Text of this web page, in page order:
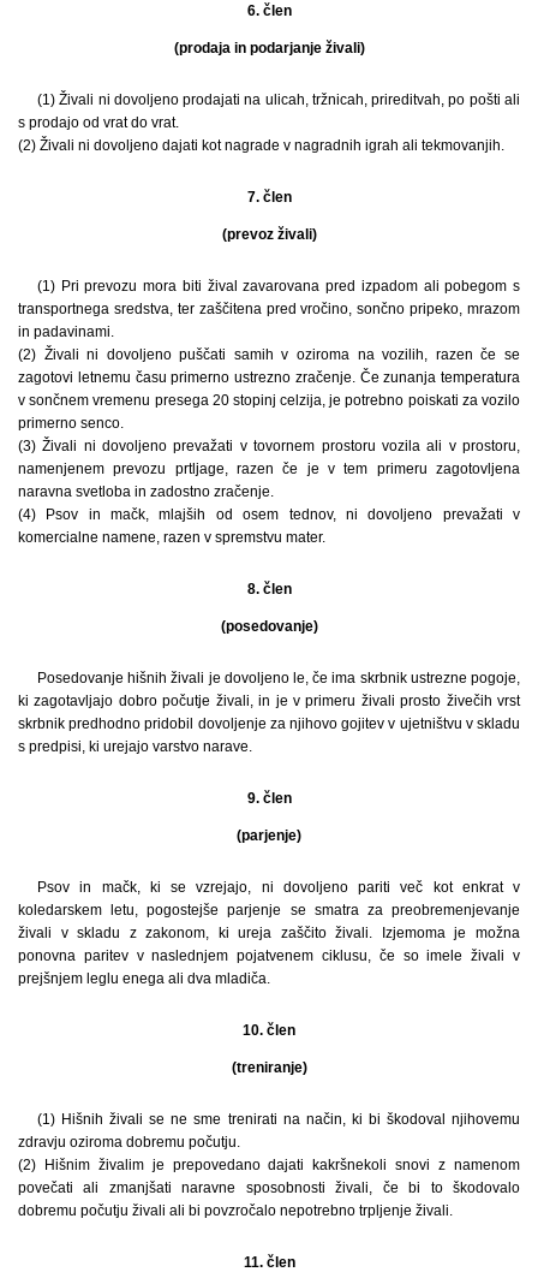
6. člen
(prodaja in podarjanje živali)
(1) Živali ni dovoljeno prodajati na ulicah, tržnicah, prireditvah, po pošti ali
s prodajo od vrat do vrat.
(2) Živali ni dovoljeno dajati kot nagrade v nagradnih igrah ali tekmovanjih.
7. člen
(prevoz živali)
(1) Pri prevozu mora biti žival zavarovana pred izpadom ali pobegom s
transportnega sredstva, ter zaščitena pred vročino, sončno pripeko, mrazom
in padavinami.
(2) Živali ni dovoljeno puščati samih v oziroma na vozilih, razen če se
zagotovi letnemu času primerno ustrezno zračenje. Če zunanja temperatura
v sončnem vremenu presega 20 stopinj celzija, je potrebno poiskati za vozilo
primerno senco.
(3) Živali ni dovoljeno prevažati v tovornem prostoru vozila ali v prostoru,
namenjenem prevozu prtljage, razen če je v tem primeru zagotovljena
naravna svetloba in zadostno zračenje.
(4) Psov in mačk, mlajših od osem tednov, ni dovoljeno prevažati v
komercialne namene, razen v spremstvu mater.
8. člen
(posedovanje)
Posedovanje hišnih živali je dovoljeno le, če ima skrbnik ustrezne pogoje,
ki zagotavljajo dobro počutje živali, in je v primeru živali prosto živečih vrst
skrbnik predhodno pridobil dovoljenje za njihovo gojitev v ujetništvu v skladu
s predpisi, ki urejajo varstvo narave.
9. člen
(parjenje)
Psov in mačk, ki se vzrejajo, ni dovoljeno pariti več kot enkrat v
koledarskem letu, pogostejše parjenje se smatra za preobremenjevanje
živali v skladu z zakonom, ki ureja zaščito živali. Izjemoma je možna
ponovna paritev v naslednjem pojatvenem ciklusu, če so imele živali v
prejšnjem leglu enega ali dva mladiča.
10. člen
(treniranje)
(1) Hišnih živali se ne sme trenirati na način, ki bi škodoval njihovemu
zdravju oziroma dobremu počutju.
(2) Hišnim živalim je prepovedano dajati kakršnekoli snovi z namenom
povečati ali zmanjšati naravne sposobnosti živali, če bi to škodovalo
dobremu počutju živali ali bi povzročalo nepotrebno trpljenje živali.
11. člen